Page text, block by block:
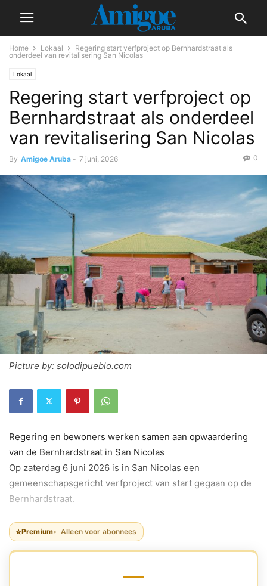
Home Lokaal
Regering start verfproject op Bernhardstraat als
onderdeel van revitalisering San Nicolas
Lokaal
Regering start verfproject op
Bernhardstraat als onderdeel
van revitalisering San Nicolas
By Amigoe Aruba - 7 juni, 2026 0
Picture by: solodipueblo.com
Regering en bewoners werken samen aan opwaardering
van de Bernhardstraat in San Nicolas
Op zaterdag 6 juni 2026 is in San Nicolas een
gemeenschapsgericht verfproject van start gegaan op de
Bernhardstraat.
⭐Premium Alleen voor abonnees